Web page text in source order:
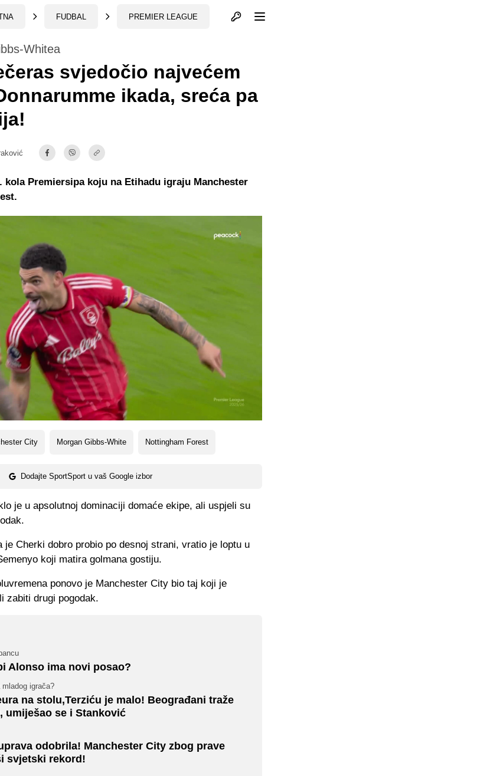
FUDBAL PREMIER LEAGUE Otvori profil
Whitea
svjedočio najvećem
ikada, sreća pa
City Morgan Gibbs-White Nottingham Forest
Dodajte SportSport u vaš Google izbor
kola Premiersipa koju na Etihadu igraju Manchester
je u apsolutnoj dominaciji domaće ekipe, ali uspjeli su
je Cherki dobro probio po desnoj strani, vratio je loptu u
koji matira golmana gostiju.
ponovo je Manchester City bio taj koji je
zabiti drugi pogodak.
Alonso ima novi posao?
igrača?
na stolu,Terziću je malo! Beograđani traže
umiješao se i Stanković
odobrila! Manchester City zbog prave
svjetski rekord!